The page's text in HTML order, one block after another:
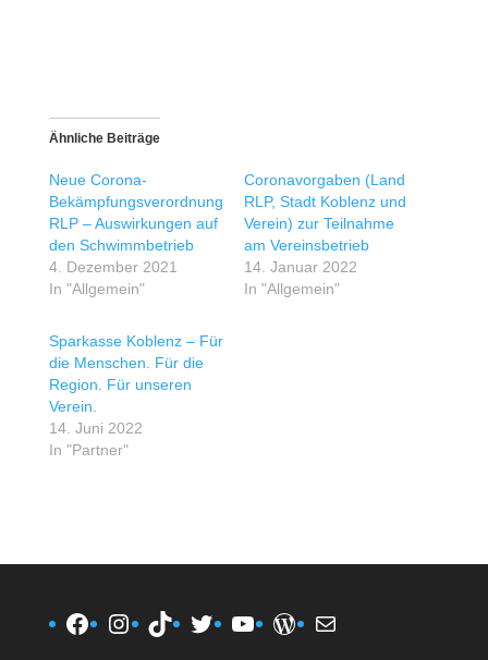
Ähnliche Beiträge
Neue Corona-
Bekämpfungsverordnung
RLP – Auswirkungen auf
den Schwimmbetrieb
4. Dezember 2021
In "Allgemein"
Coronavorgaben (Land
RLP, Stadt Koblenz und
Verein) zur Teilnahme
am Vereinsbetrieb
14. Januar 2022
In "Allgemein"
Sparkasse Koblenz – Für
die Menschen. Für die
Region. Für unseren
Verein.
14. Juni 2022
In "Partner"
Facebook
Instagram
TikTokTwitterYouTube
WordPress
E-Mail